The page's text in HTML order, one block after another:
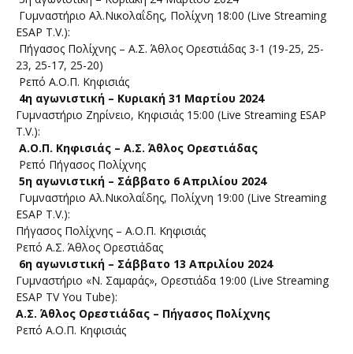
Γυμναστήριο Αλ.Νικολαΐδης, Πολίχνη 18:00 (Live Streaming
ESAP T.V.):
Πήγασος Πολίχνης – Α.Σ. Άθλος Ορεστιάδας 3-1 (19-25, 25-
23, 25-17, 25-20)
Ρεπό Α.Ο.Π. Κηφισιάς
4η αγωνιστική – Κυριακή 31 Μαρτίου 2024
Γυμναστήριο Ζηρίνειο, Κηφισιάς 15:00 (Live Streaming ESAP
T.V.):
Α.Ο.Π. Κηφισιάς – Α.Σ. Άθλος Ορεστιάδας
Ρεπό Πήγασος Πολίχνης
5η αγωνιστική – Σάββατο 6 Απριλίου 2024
Γυμναστήριο Αλ.Νικολαΐδης, Πολίχνη 19:00 (Live Streaming
ESAP T.V.):
Πήγασος Πολίχνης – Α.Ο.Π. Κηφισιάς
Ρεπό Α.Σ. Άθλος Ορεστιάδας
6η αγωνιστική – Σάββατο 13 Απριλίου 2024
Γυμναστήριο «Ν. Σαμαράς», Ορεστιάδα 19:00 (Live Streaming
ESAP TV You Tube):
Α.Σ. Άθλος Ορεστιάδας – Πήγασος Πολίχνης
Ρεπό Α.Ο.Π. Κηφισιάς